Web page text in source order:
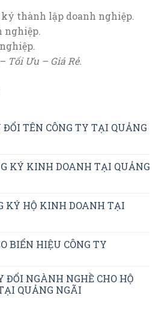
thành lập doanh nghiệp.
nghiệp.
Tối Ưu – Giá Rẻ.
TÊN CÔNG TY TẠI QUẢNG
KÝ KINH DOANH TẠI QUẢNG
KÝ HỘ KINH DOANH TẠI
BIỂN HIỆU CÔNG TY
ĐỔI NGÀNH NGHỀ CHO HỘ
QUẢNG NGÃI